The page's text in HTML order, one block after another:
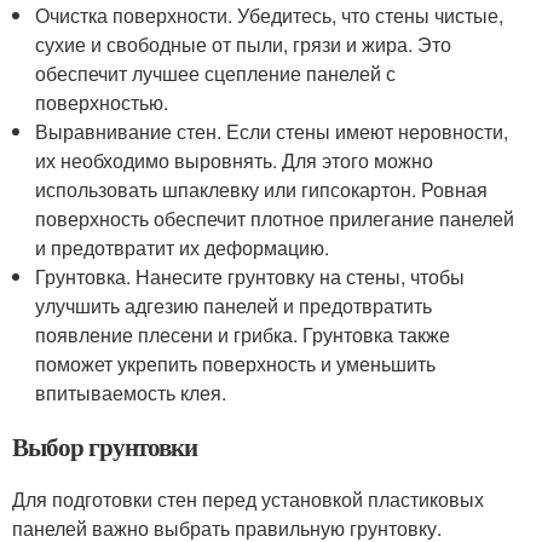
Очистка поверхности. Убедитесь, что стены чистые,
сухие и свободные от пыли, грязи и жира. Это
обеспечит лучшее сцепление панелей с
поверхностью.
Выравнивание стен. Если стены имеют неровности,
их необходимо выровнять. Для этого можно
использовать шпаклевку или гипсокартон. Ровная
поверхность обеспечит плотное прилегание панелей
и предотвратит их деформацию.
Грунтовка. Нанесите грунтовку на стены, чтобы
улучшить адгезию панелей и предотвратить
появление плесени и грибка. Грунтовка также
поможет укрепить поверхность и уменьшить
впитываемость клея.
Выбор грунтовки
Для подготовки стен перед установкой пластиковых
панелей важно выбрать правильную грунтовку.